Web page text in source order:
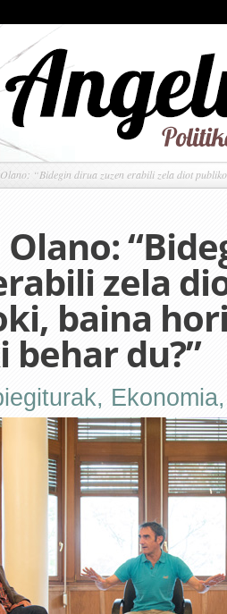
“Bidegin dirua zuzen erabili zela diot
zela
baina
behar du?”
, Ekonomia